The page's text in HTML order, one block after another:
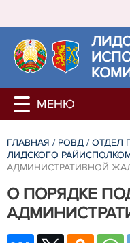
ГЛАВНАЯ / РОВД / ОТДЕЛ
ЛИДСКОГО
АДМИНИСТРАТИВНОЙ
О ПОРЯДКЕ